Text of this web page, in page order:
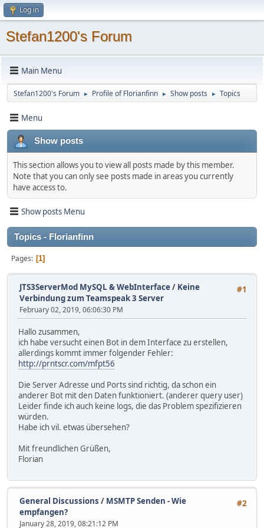
Log in
Stefan1200's Forum
Main Menu
Stefan1200's Forum ► Profile of Florianfinn ► Show posts ► Topics
Menu
Show posts
This section allows you to view all posts made by this member.
Note that you can only see posts made in areas you currently
have access to.
Show posts Menu
Topics - Florianfinn
Pages 1
#1
JTS3ServerMod MySQL & WebInterface/ Keine
Verbindung zum Teamspeak 3 Server
February 02, 2019, 06:06:30 PM
Hallo zusammen,
ich habe versucht einen Bot in dem Interface zu erstellen,
allerdings kommt immer folgender Fehler:
http://prntscr.com/mfpt56
Die Server Adresse und Ports sind richtig, da schon ein
anderer Bot mit den Daten funktioniert. (anderer query user)
Leider finde ich auch keine logs, die das Problem spezifizieren
würden.
Habe ich vil. etwas übersehen?
Mit freundlichen Grüßen,
Florian
#2
General Discussions / MSMTP Senden - Wie
empfangen?
January 28, 2019, 08:21:12 PM